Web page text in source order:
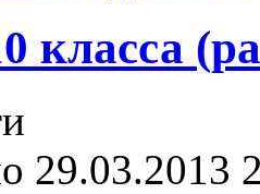
класса
29.03.2013